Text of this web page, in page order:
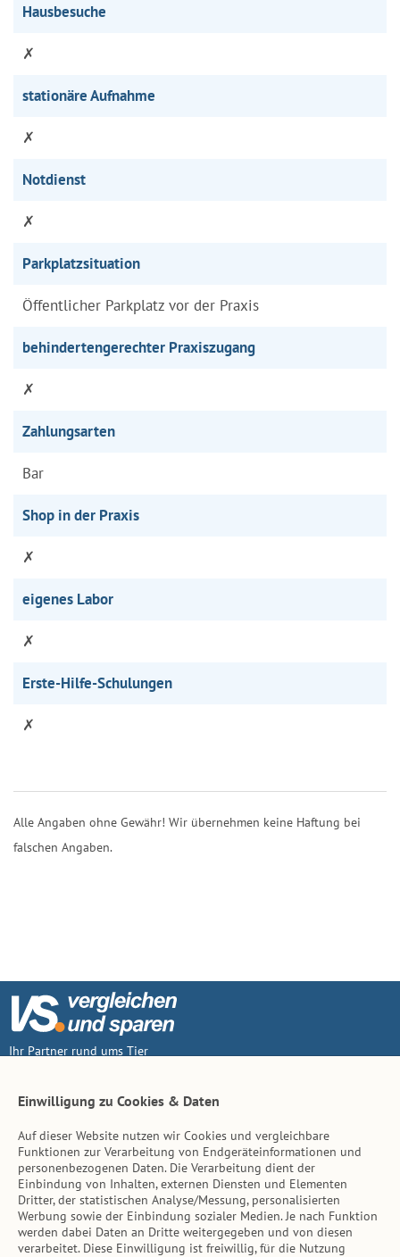
Hausbesuche
✗
stationäre Aufnahme
✗
Notdienst
✗
Parkplatzsituation
Öffentlicher Parkplatz vor der Praxis
behindertengerechter Praxiszugang
✗
Zahlungsarten
Bar
Shop in der Praxis
✗
eigenes Labor
✗
Erste-Hilfe-Schulungen
✗
Alle Angaben ohne Gewähr! Wir übernehmen keine Haftung bei
falschen Angaben.
Ihr Partner rund ums Tier
Inhalt
Tierarzt-Suche
Hinweise
Einwilligung zu Cookies & Daten
Auf dieser Website nutzen wir Cookies und vergleichbare
Funktionen zur Verarbeitung von Endgeräteinformationen und
personenbezogenen Daten. Die Verarbeitung dient der
Einbindung von Inhalten, externen Diensten und Elementen
Dritter, der statistischen Analyse/Messung, personalisierten
Werbung sowie der Einbindung sozialer Medien. Je nach Funktion
werden dabei Daten an Dritte weitergegeben und von diesen
verarbeitet. Diese Einwilligung ist freiwillig, für die Nutzung